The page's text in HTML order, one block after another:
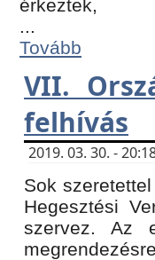
érkeztek,
...
Tovább
VII.
felhívás
2019. 03. 30. -
Sok
Hegesztési
szervez. Az